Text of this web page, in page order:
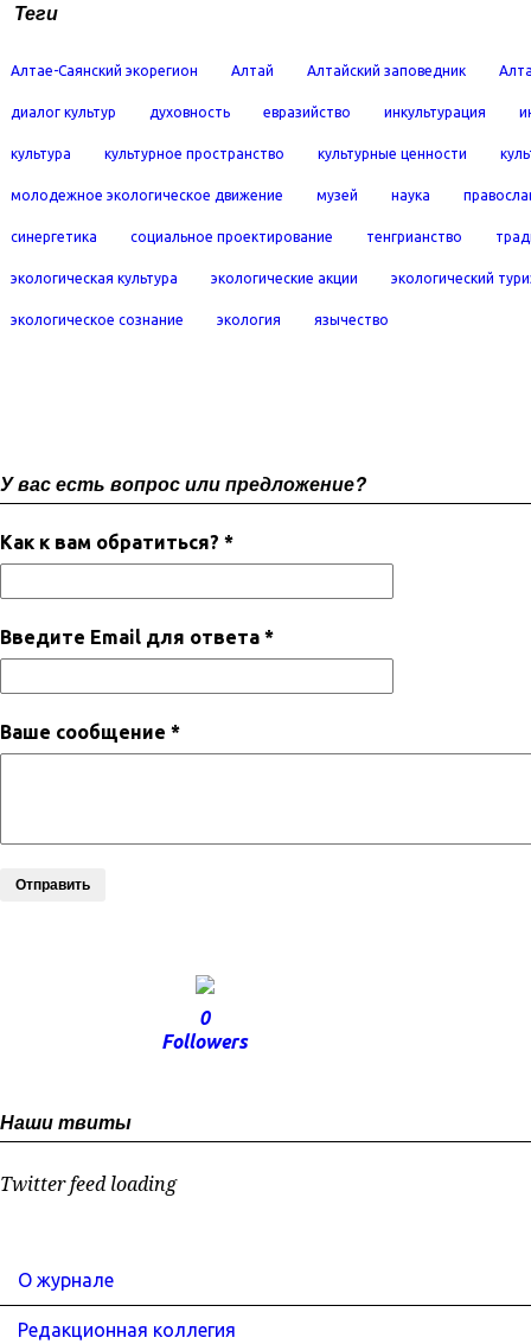
Теги
Алтае-Саянский экорегион Алтай Алтайский заповедник
диалог культур духовность евразийство инкультурация
культура культурное пространство культурные ценности
молодежное экологическое движение музей наука
синергетика социальное проектирование тенгрианство
экологическая культура экологические акции экологический
экологическое сознание экология язычество
У вас есть вопрос или предложение?
Как к вам обратиться? *
Введите Email для ответа *
Ваше сообщение *
Отправить
0
Followers
Наши твиты
Twitter feed loading
О журнале
Редакционная коллегия